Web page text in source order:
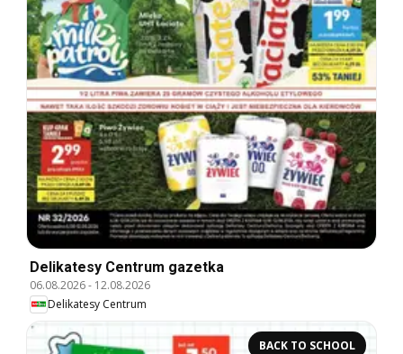
Delikatesy Centrum gazetka
06.08.2026- 12.08.2026
Delikatesy Centrum
BACK TO SCHOOL